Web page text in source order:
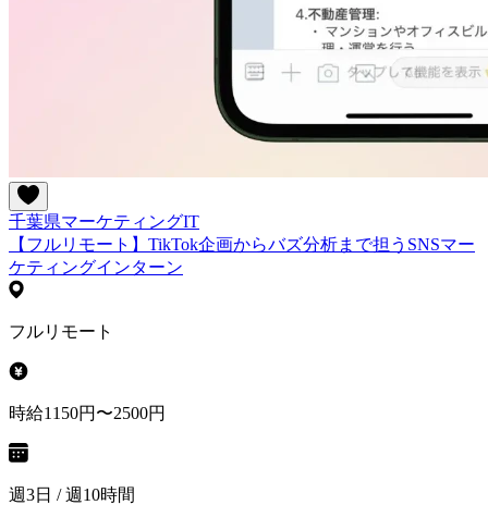
千葉県マーケティングIT
【フルリモート】TikTok企画からバズ分析まで担うSNSマー
ケティングインターン
フルリモート
時給1150円〜2500円
週3日 / 週10時間